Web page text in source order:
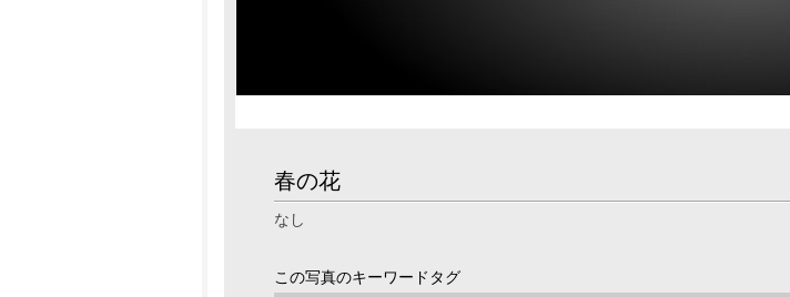
春の花
なし
この写真のキーワードタグ